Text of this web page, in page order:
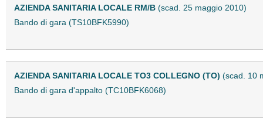
AZIENDA SANITARIA LOCALE RM/B (scad. 25 maggio 2010)
Bando di gara (TS10BFK5990)
AZIENDA SANITARIA LOCALE TO3 COLLEGNO (TO) (scad. 10
Bando di gara d'appalto (TC10BFK6068)